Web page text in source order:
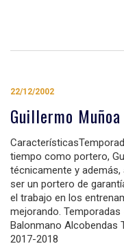
22/12/2002
Guillermo
tiempo como portero,
técnicamente y
ser un portero de
el trabajo en los
mejorando.
Balonmano Alcobendas
2017-2018